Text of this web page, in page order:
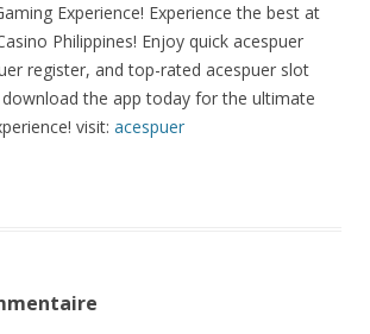
Experience! Experience the best at
Philippines! Enjoy quick acespuer
register, and top-rated acespuer slot
download the app today for the ultimate
visit: acespuer